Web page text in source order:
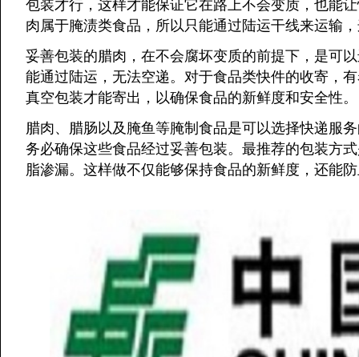
包装才行，这样才能保证它在路上不会变质，也能
肉属于腌渍类食品，所以只能通过陆运干线来运输
妥善包装的腊肉，在不会腐坏变质的前提下，是可
能通过陆运，无法空递。对于食品类快件的收寄，
真空包装才能寄出，以确保食品的新鲜度和安全性。
腊肉、腊肠以及腌鱼等腌制食品是可以选择快递服
务必确保这些食品经过妥善包装。最推荐的包装方
脂渗漏。这样做不仅能够保持食品的新鲜度，还能